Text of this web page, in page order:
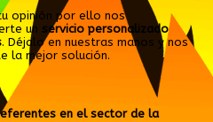
opinión por ello nos
un servicio personalizado
. Déjalo en nuestras manos y nos
la mejor solución.
en el sector de la